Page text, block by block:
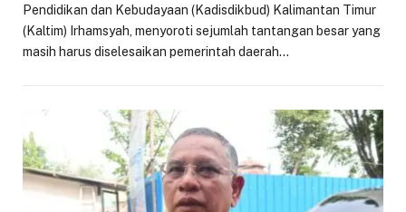
Pendidikan dan Kebudayaan (Kadisdikbud) Kalimantan Timur
(Kaltim) Irhamsyah, menyoroti sejumlah tantangan besar yang
masih harus diselesaikan pemerintah daerah…